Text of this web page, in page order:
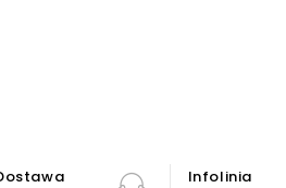
Infolinia